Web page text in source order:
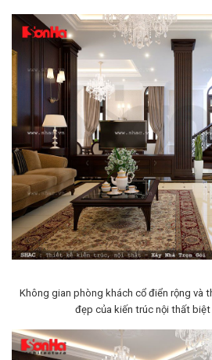
Không gian phòng khách cổ điển rộng và
đẹp của kiến trúc nội thất